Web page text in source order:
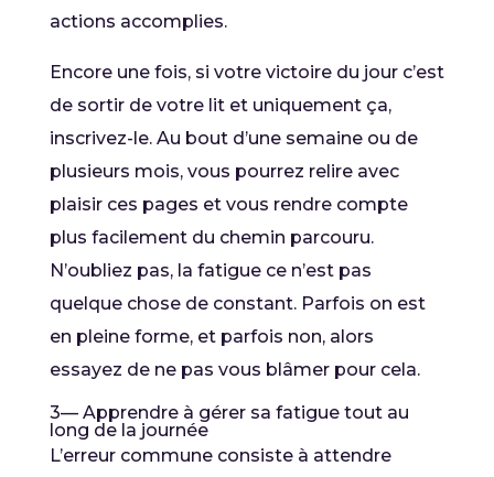
actions accomplies.
Encore une fois, si votre victoire du jour c’est
de sortir de votre lit et uniquement ça,
inscrivez-le. Au bout d’une semaine ou de
plusieurs mois, vous pourrez relire avec
plaisir ces pages et vous rendre compte
plus facilement du chemin parcouru.
N’oubliez pas, la fatigue ce n’est pas
quelque chose de constant. Parfois on est
en pleine forme, et parfois non, alors
essayez de ne pas vous blâmer pour cela.
3— Apprendre à gérer sa fatigue tout au
long de la journée
L’erreur commune consiste à attendre